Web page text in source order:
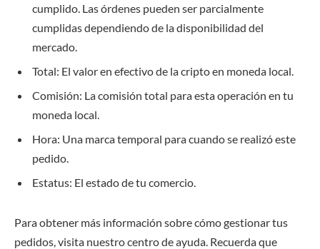
cumplido. Las órdenes pueden ser parcialmente
cumplidas dependiendo de la disponibilidad del
mercado.
Total: El valor en efectivo de la cripto en moneda local.
Comisión: La comisión total para esta operación en tu
moneda local.
Hora: Una marca temporal para cuando se realizó este
pedido.
Estatus: El estado de tu comercio.
Para obtener más información sobre cómo gestionar tus
pedidos, visita nuestro centro de ayuda. Recuerda que